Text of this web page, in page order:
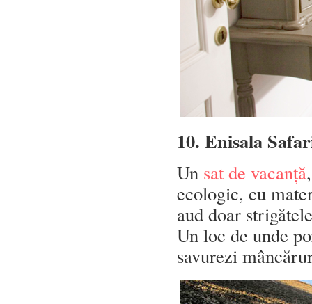
10. Enisala
Un sat de vacanță
ecologic, cu
aud doar
Un loc de unde
savurezi